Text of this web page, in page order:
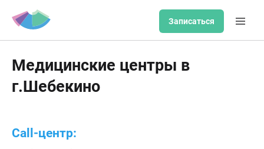
Записаться
Медицинские центры в
г.Шебекино
Call-центр: